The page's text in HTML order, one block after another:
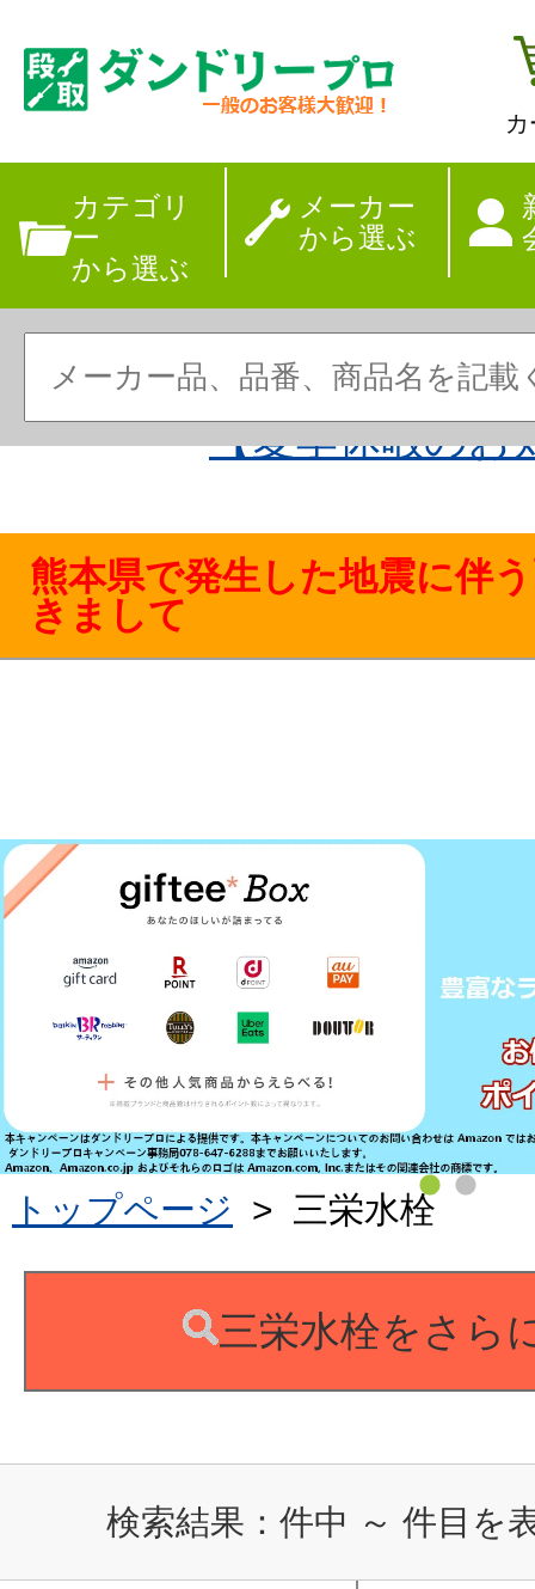
カテゴリ
ー
から選ぶ
メーカー
から選ぶ
【夏季休暇のお
熊本県で発生した地震に伴
きまして
トップページ > 三栄水栓
三栄水栓をさら
検索結果： 件中 ～ 件目を